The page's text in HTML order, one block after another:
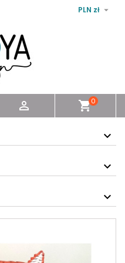
PLN zł 
 shopping_cart0